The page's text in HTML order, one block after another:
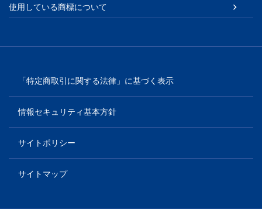
大
学
験
生・
大
使用している商標について
「特定商取引に関する法律」に基づく表示
情報セキュリティ基本方針
サイトポリシー
サイトマップ